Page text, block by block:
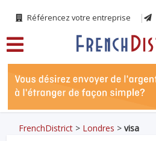
Référencez votre entreprise
FrenchDistrict > Londres >visa